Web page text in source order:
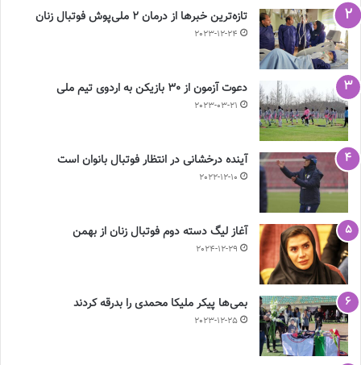
تازه‌ترین خبرها از درمان ۲ ملی‌پوش فوتبال زنان
2023-12-24
دعوت آزمون از 30 بازیکن به اردوی تیم ملی
2023-03-21
آینده درخشانی در انتظار فوتبال بانوان است
2022-12-10
آغاز لیگ دسته دوم فوتبال زنان از بهمن
2024-12-29
بمی‌ها پیکر ملیکا محمدی را بدرقه کردند
2023-12-25